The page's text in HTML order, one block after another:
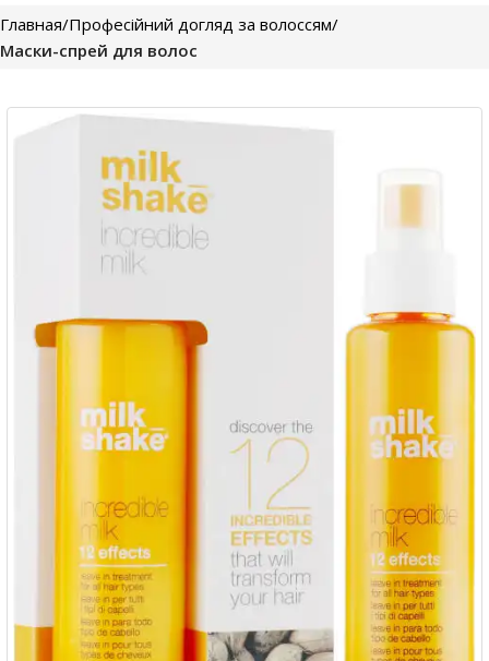
Главная Професійний догляд за волоссям
Маски-спрей для волос